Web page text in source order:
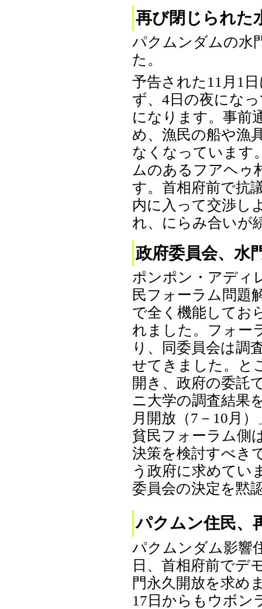
再び閉じられた
パクムンダムの水
た。
予告された11月1
ず、4日の夜にな
になります。事前
め、漁民の船や漁
なくなっています
ムのあるフアヘゥ
す。首相府前で抗
内に入って交渉し
れ、にらみ合いが
政府委員会、水
ポンポン・アディ
民フォーラム問題
で全く機能してお
れました。フォー
り、同委員会は調
せてきました。と
開き、政府の委託
ニ大学の調査結果
月開放（7－10月
貧民フォーラム側
決策を検討すべき
う政府に求めてい
委員会の決定を黙
パクムン住民、
パクムンダム影響
日、首相府前でデ
門永久開放を求め
17日からもウボン